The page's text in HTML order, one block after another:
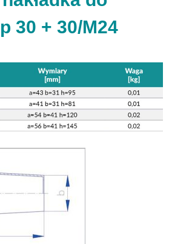
30 + 30/M24